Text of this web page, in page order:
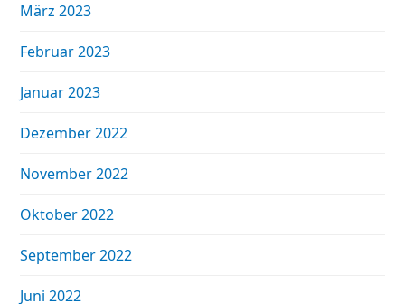
März 2023
Februar 2023
Januar 2023
Dezember 2022
November 2022
Oktober 2022
September 2022
Juni 2022